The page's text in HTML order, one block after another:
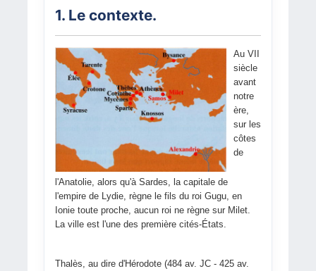
1. Le contexte.
Au VII
siècle
avant
notre
ère,
sur les
côtes
de
l'Anatolie, alors qu'à Sardes, la capitale de
l'empire de Lydie, règne le fils du roi Gugu, en
Ionie toute proche, aucun roi ne règne sur Milet.
La ville est l'une des première cités-États.
Thalès, au dire d'Hérodote (484 av. JC - 425 av.